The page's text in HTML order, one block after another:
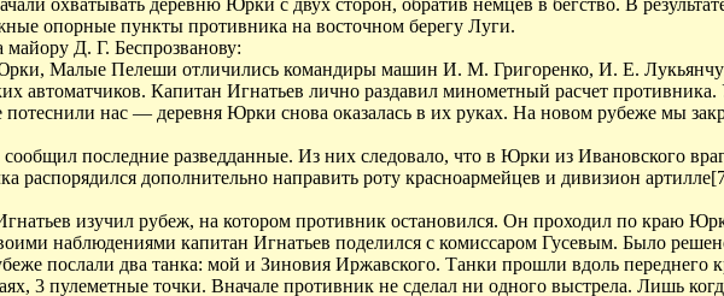
охватывать деревню Юрки с двух сторон, обратив немцев в бегство. В
опорные пункты противника на восточном берегу Луги.
Д. Г. Беспрозванову:
Малые Пелеши отличились командиры машин И. М. Григоренко, И. Е.
Капитан Игнатьев лично раздавил минометный расчет противника.
нас — деревня Юрки снова оказалась в их руках. На новом рубеже мы
последние разведданные. Из них следовало, что в Юрки из Ивановского
распорядился дополнительно направить роту красноармейцев и дивизион
изучил рубеж, на котором противник остановился. Он проходил по краю
наблюдениями капитан Игнатьев поделился с комиссаром Гусевым. Было решено
послали два танка: мой и Зиновия Иржавского. Танки прошли вдоль
3 пулеметные точки. Вначале противник не сделал ни одного выстрела. Лишь